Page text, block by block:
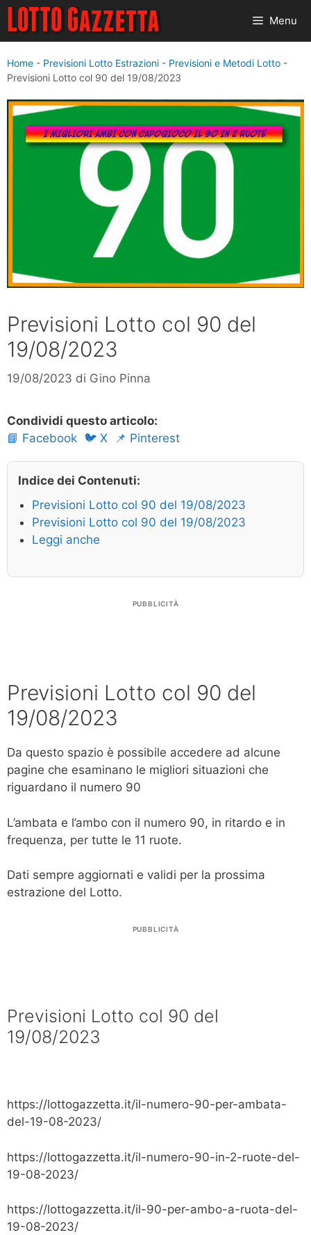
Vai
contenuto
Menu
Home - Previsioni Lotto Estrazioni - Previsioni e Metodi Lotto -
Previsioni Lotto col 90 del 19/08/2023
Previsioni Lotto col 90 del
19/08/2023
19/08/2023 di Gino Pinna
Condividi questo articolo:
📘 Facebook 🐦 X 📌 Pinterest
Indice dei Contenuti:
Previsioni Lotto col 90 del 19/08/2023
Previsioni Lotto col 90 del 19/08/2023
Leggi anche
PUBBLICITÀ
Previsioni Lotto col 90 del
19/08/2023
Da questo spazio è possibile accedere ad alcune
pagine che esaminano le migliori situazioni che
riguardano il numero 90
L’ambata e l’ambo con il numero 90, in ritardo e in
frequenza, per tutte le 11 ruote.
Dati sempre aggiornati e validi per la prossima
estrazione del Lotto.
PUBBLICITÀ
Previsioni Lotto col 90 del
19/08/2023
https://lottogazzetta.it/il-numero-90-per-ambata-
del-19-08-2023/
https://lottogazzetta.it/il-numero-90-in-2-ruote-del-
19-08-2023/
https://lottogazzetta.it/il-90-per-ambo-a-ruota-del-
19-08-2023/